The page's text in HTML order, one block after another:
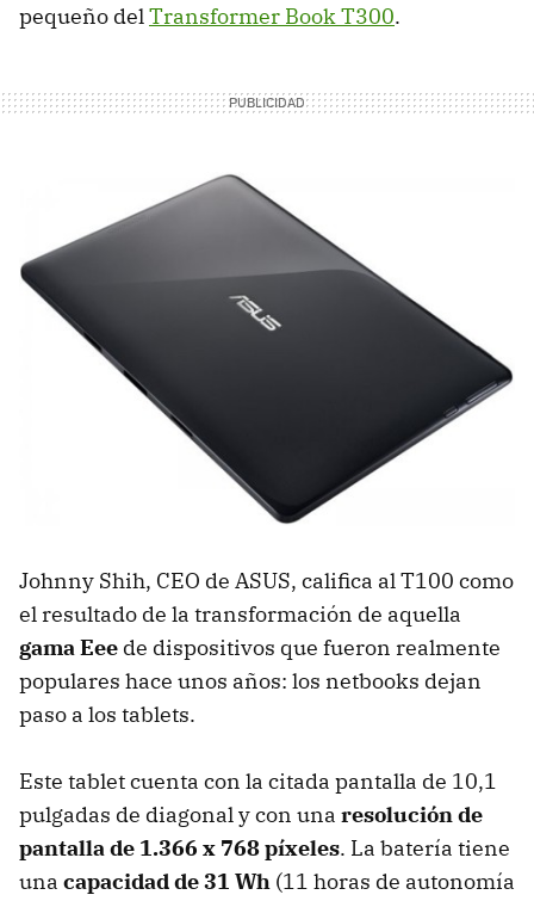
pequeño delTransformer Book T300.
Johnny Shih, CEO de ASUS, califica al T100 como
el resultado de la transformación de aquella
gama Eee de dispositivos que fueron realmente
populares hace unos años: los netbooks dejan
paso a los tablets.
Este tablet cuenta con la citada pantalla de 10,1
pulgadas de diagonal y con una resolución de
pantalla de 1.366 x 768 píxeles. La batería tiene
una capacidad de 31 Wh (11 horas de autonomía